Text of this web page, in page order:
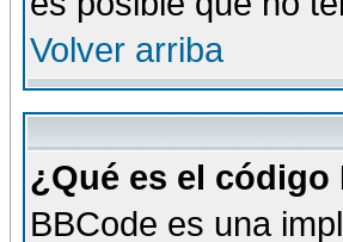
Volver arriba
¿Qué es el código
BBCode es una